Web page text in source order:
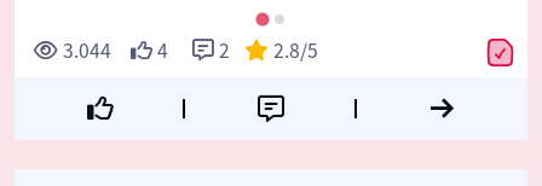
3.044 4 2 2.8/5